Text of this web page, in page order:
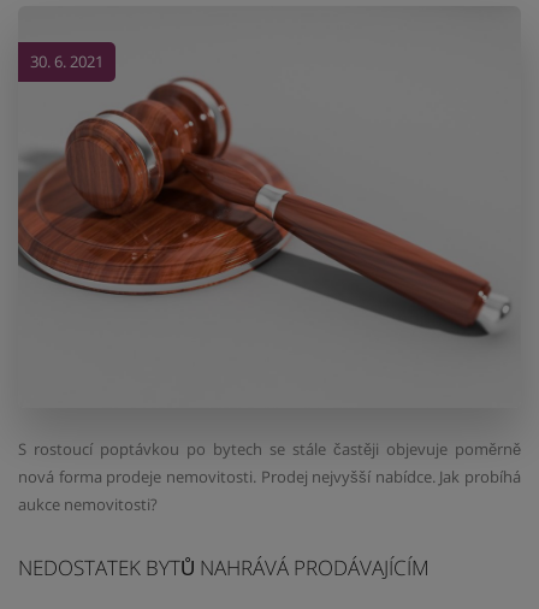
30. 6. 2021
S rostoucí poptávkou po bytech se stále častěji objevuje poměrně
nová forma prodeje nemovitosti. Prodej nejvyšší nabídce. Jak probíhá
aukce nemovitosti?
NEDOSTATEK BYTŮ NAHRÁVÁ PRODÁVAJÍCÍM